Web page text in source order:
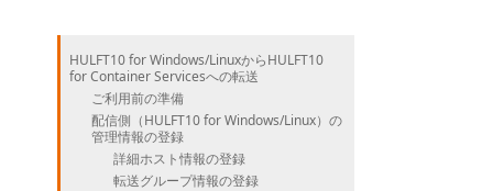
HULFT10 for Windows/LinuxからHULFT10
for Container Servicesへの転送
ご利用前の準備
配信側（HULFT10 for Windows/Linux）の
管理情報の登録
詳細ホスト情報の登録
転送グループ情報の登録